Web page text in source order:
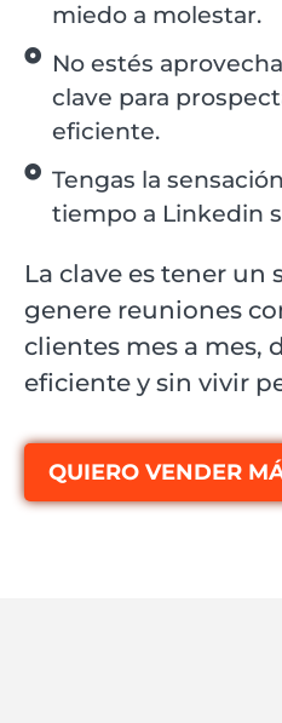
miedo a molestar.
No estés
clave para
eficiente.
Tengas la
tiempo a Linkedin
La clave es tener un
genere reuniones
clientes mes a mes,
eficiente y sin vivir
QUIERO VENDER